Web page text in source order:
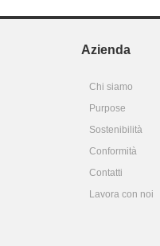
Azienda
Chi siamo
Purpose
Sostenibilità
Conformità
Contatti
Lavora con noi